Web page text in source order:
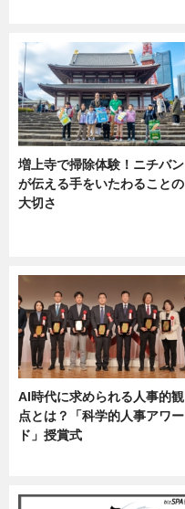
増上寺で掃除体験！ニチバン
が伝える手をいたわることの
大切さ
AI時代に求められる人事的観
点とは？「科学的人事アワー
ド」授賞式